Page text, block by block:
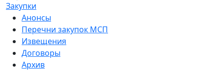
Закупки
Анонсы
Перечни закупок МСП
Извещения
Договоры
Архив